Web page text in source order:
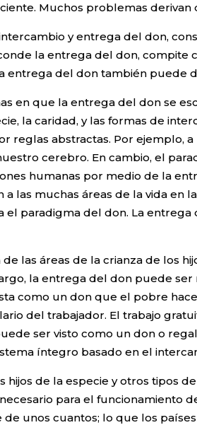
Muchos problemas derivan
y entrega del don,
la entrega del don, compite
entrega del don también puede
en que la entrega del don se
la caridad, y las formas de
reglas abstractas. Por ejemplo,
cerebro. En cambio, el
humanas por medio de la
las muchas áreas de la vida en
el paradigma del don. La
de las áreas de la crianza de los
la entrega del don puede ser
como un don que el pobre
del trabajador. El trabajo
ser visto como un don o
íntegro basado en el
hijos de la especie y otros tipos
para el funcionamiento
unos cuantos; lo que los